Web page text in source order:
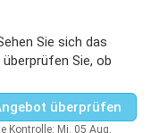
Sie sich das
Sie, ob
überprüfen
Kontrolle: Mi. 05 Aug.